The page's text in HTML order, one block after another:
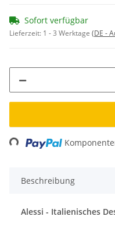
Sofort verfügbar
Lieferzeit: 1 - 3 Werktage (DE -
Loading...
Beschreibung
Alessi - Italienisches